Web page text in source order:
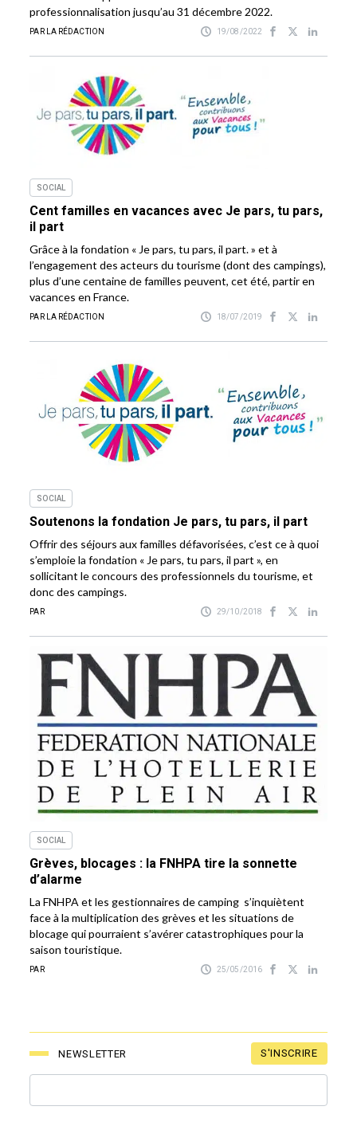
professionnalisation jusqu’au 31 décembre 2022.
PAR LA RÉDACTION 19/08/2022
SOCIAL
Cent familles en vacances avec Je pars, tu pars,
il part
Grâce à la fondation « Je pars, tu pars, il part. » et à
l’engagement des acteurs du tourisme (dont des campings),
plus d’une centaine de familles peuvent, cet été, partir en
vacances en France.
PAR LA RÉDACTION 18/07/2019
SOCIAL
Soutenons la fondation Je pars, tu pars, il part
Offrir des séjours aux familles défavorisées, c’est ce à quoi
s’emploie la fondation « Je pars, tu pars, il part », en
sollicitant le concours des professionnels du tourisme, et
donc des campings.
PAR 29/10/2018
SOCIAL
Grèves, blocages : la FNHPA tire la sonnette
d’alarme
La FNHPA et les gestionnaires de camping s’inquiètent
face à la multiplication des grèves et les situations de
blocage qui pourraient s’avérer catastrophiques pour la
saison touristique.
PAR 25/05/2016
NEWSLETTER S'INSCRIRE